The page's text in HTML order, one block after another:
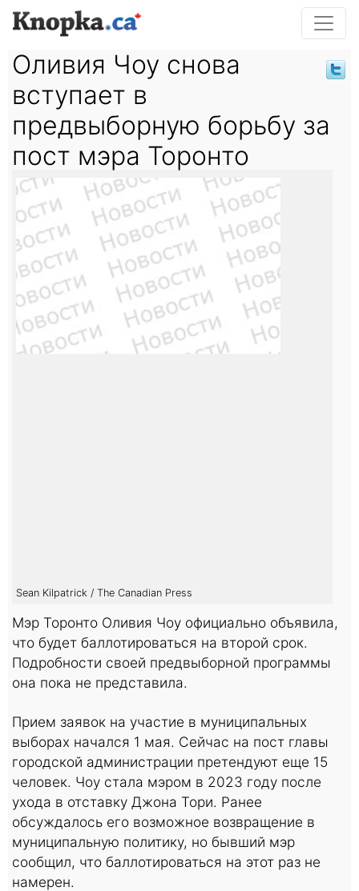
Оливия Чоу снова
вступает в
предвыборную борьбу за
пост мэра Торонто
Sean Kilpatrick / The Canadian Press
Мэр Торонто Оливия Чоу официально объявила,
что будет баллотироваться на второй срок.
Подробности своей предвыборной программы
она пока не представила.
Прием заявок на участие в муниципальных
выборах начался 1 мая. Сейчас на пост главы
городской администрации претендуют еще 15
человек. Чоу стала мэром в 2023 году после
ухода в отставку Джона Тори. Ранее
обсуждалось его возможное возвращение в
муниципальную политику, но бывший мэр
сообщил, что баллотироваться на этот раз не
намерен.